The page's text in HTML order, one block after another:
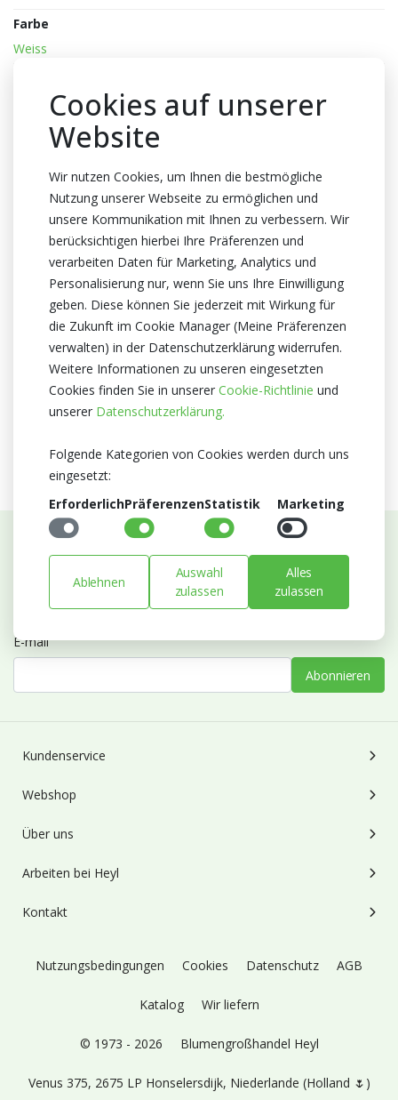
Farbe
Weiss
Topfhöhe
Züchter
Optiflor
Niederlande
Zertifikat
MPS A+
MPS SQ
MPS GAP
Abonnieren Sie unseren Newsletter
Bleiben Sie auf dem Laufenden mit Neuigkeiten und
Entwicklungen von Blumengroßhandel Heyl
E-mail
Abonnieren
Kundenservice
Webshop
Über uns
Arbeiten bei Heyl
Kontakt
Nutzungsbedingungen Cookies Datenschutz AGB
Katalog Wir liefern
© 1973 - 2026 Blumengroßhandel Heyl
Venus 375, 2675 LP Honselersdijk, Niederlande (Holland 🌷)
Cookies auf unserer
Website
Wir nutzen Cookies, um Ihnen die bestmögliche
Nutzung unserer Webseite zu ermöglichen und
unsere Kommunikation mit Ihnen zu verbessern. Wir
berücksichtigen hierbei Ihre Präferenzen und
verarbeiten Daten für Marketing, Analytics und
Personalisierung nur, wenn Sie uns Ihre Einwilligung
geben. Diese können Sie jederzeit mit Wirkung für
die Zukunft im Cookie Manager (Meine Präferenzen
verwalten) in der Datenschutzerklärung widerrufen.
Weitere Informationen zu unseren eingesetzten
Cookies finden Sie in unserer Cookie-Richtlinie und
unserer Datenschutzerklärung.
Folgende Kategorien von Cookies werden durch uns
eingesetzt:
ErforderlichPräferenzenStatistik Marketing
Ablehnen
Auswahl
zulassen
Alles
zulassen